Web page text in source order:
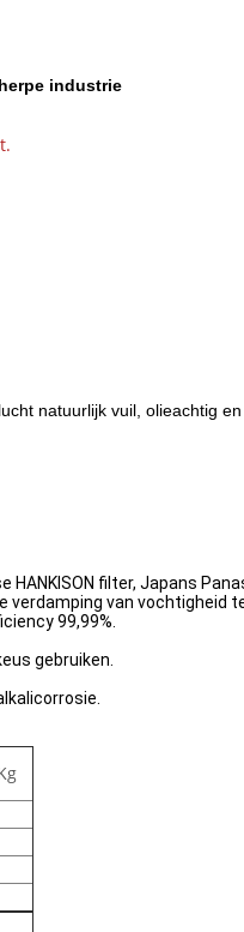
industrie
natuurlijk vuil, olieachtig
filter, Japans
van vochtigheid
99,99%.
gebruiken.